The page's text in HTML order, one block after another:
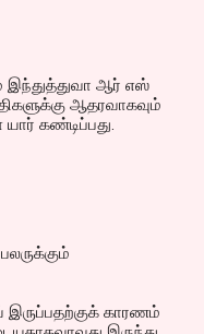
இந்துத்துவா ஆர் எஸ்
ஆதரவாகவும்
கண்டிப்பது.
காரணம்